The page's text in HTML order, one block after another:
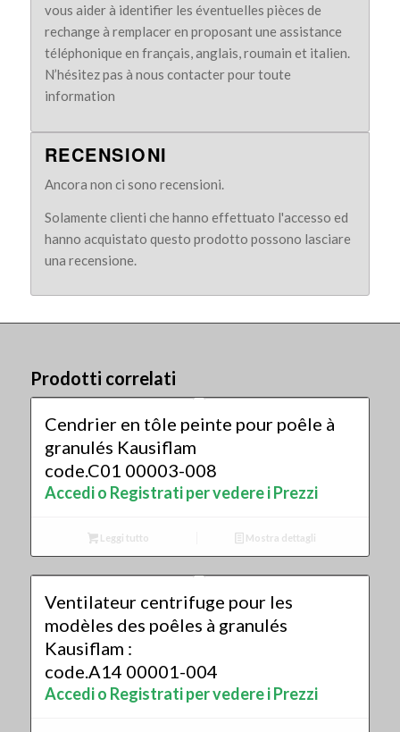
vous aider à identifier les éventuelles pièces de
rechange à remplacer en proposant une assistance
téléphonique en français, anglais, roumain et italien.
N’hésitez pas à nous contacter pour toute
information
RECENSIONI
Ancora non ci sono recensioni.
Solamente clienti che hanno effettuato l'accesso ed
hanno acquistato questo prodotto possono lasciare
una recensione.
Prodotti correlati
Cendrier en tôle peinte pour poêle à
granulés Kausiflam
code.C01 00003-008
Accedi o Registrati per vedere i Prezzi
Leggi tutto Mostra dettagli
Ventilateur centrifuge pour les
modèles des poêles à granulés
Kausiflam :
code.A14 00001-004
Accedi o Registrati per vedere i Prezzi